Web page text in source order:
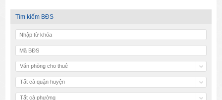
Tìm kiếm BĐS
Văn phòng cho thuê
Tất cả quận huyện
Tất cả phường